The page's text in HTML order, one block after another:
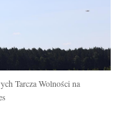
Tarcza Wolności na